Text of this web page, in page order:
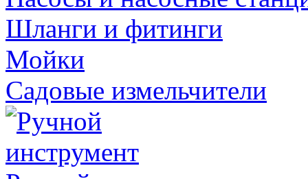
Шланги и фитинги
Мойки
Садовые измельчители